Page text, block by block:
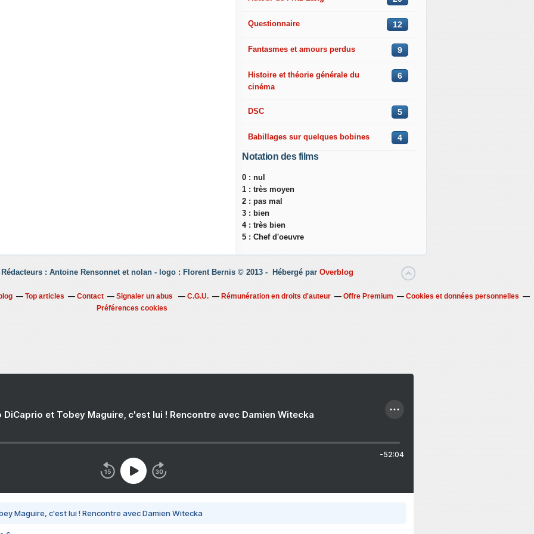
12
Questionnaire
9
Fantasmes et amours perdus
6
Histoire et théorie générale du
cinéma
5
DSC
4
Babillages sur quelques bobines
Notation des films
0 : nul
1 : très moyen
2 : pas mal
3 : bien
4 : très bien
5 : Chef d'oeuvre
: Antoine Rensonnet et nolan - logo : Florent Bernis © 2013 - Hébergé par Overblog
Top articles Contact Signaler un abus C.G.U. Rémunération en droits d'auteur Offre Premium
Cookies et données personnelles
Préférences cookies
DiCaprio et Tobey Maguire, c'est lui ! Rencontre avec Damien Witecka
-52:04
Maguire, c'est lui ! Rencontre avec Damien Witecka